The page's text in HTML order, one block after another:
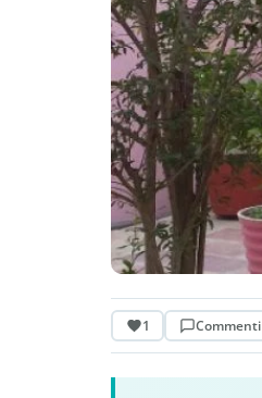
1 Commenti